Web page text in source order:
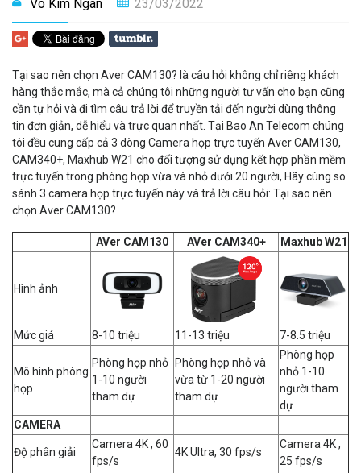
Vo Kim Ngan 23/03/2022
Tại sao nên chọn Aver CAM130? là câu hỏi không chỉ riêng khách
hàng thắc mắc, mà cả chúng tôi những người tư vấn cho bạn cũng
cần tự hỏi và đi tìm câu trả lời để truyền tải đến người dùng thông
tin đơn giản, dễ hiểu và trực quan nhất. Tại Bao An Telecom chúng
tôi đều cung cấp cả 3 dòng Camera họp trực tuyến Aver CAM130,
CAM340+, Maxhub W21 cho đối tượng sử dụng kết hợp phần mềm
trực tuyến trong phòng họp vừa và nhỏ dưới 20 người, Hãy cùng so
sánh 3 camera họp trực tuyến này và trả lời câu hỏi: Tại sao nên
chọn Aver CAM130?
AVer CAM130 AVer CAM340+ Maxhub W21
Hình ảnh
Mức giá 8-10 triệu 11-13 triệu 7-8.5 triệu
Mô hình phòng
họp
Phòng họp nhỏ
1-10 người
tham dự
Phòng họp nhỏ và
vừa từ 1-20 người
tham dự
Phòng họp
nhỏ 1-10
người tham
dự
CAMERA
Độ phân giải
Camera 4K , 60
fps/s
4K Ultra, 30 fps/s
Camera 4K ,
25 fps/s